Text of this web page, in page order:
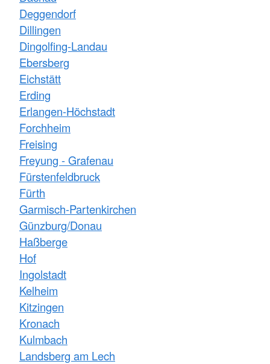
Deggendorf
Dillingen
Dingolfing-Landau
Ebersberg
Eichstätt
Erding
Erlangen-Höchstadt
Forchheim
Freising
Freyung - Grafenau
Fürstenfeldbruck
Fürth
Garmisch-Partenkirchen
Günzburg/Donau
Haßberge
Hof
Ingolstadt
Kelheim
Kitzingen
Kronach
Kulmbach
Landsberg am Lech